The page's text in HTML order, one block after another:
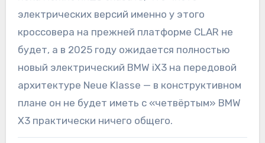
электрических версий именно у этого
кроссовера на прежней платформе CLAR не
будет, а в 2025 году ожидается полностью
новый электрический BMW iX3 на передовой
архитектуре Neue Klasse — в конструктивном
плане он не будет иметь с «четвёртым» BMW
X3 практически ничего общего.